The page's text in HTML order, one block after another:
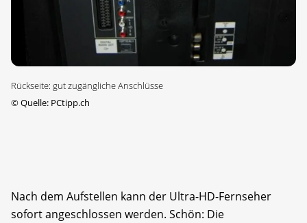
Rückseite: gut zugängliche Anschlüsse
©Quelle: PCtipp.ch
Nach dem Aufstellen kann der Ultra-HD-Fernseher
sofort angeschlossen werden. Schön: Die